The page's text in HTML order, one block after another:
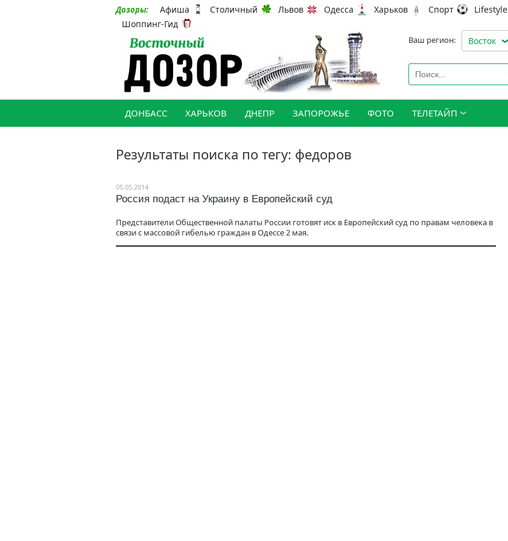
Дозоры: Афиша Столичный Львов Одесса Харьков Спорт Lifestyle
Шоппинг-Гид
Ваш регион: Восток
ДОНБАСС ХАРЬКОВ ДНЕПР ЗАПОРОЖЬЕ ФОТО ТЕЛЕТАЙП
Результаты поиска по тегу: федоров
05.05.2014
Россия подаст на Украину в Европейский суд
Представители Общественной палаты России готовят иск в Европейский суд по правам человека в
связи с массовой гибелью граждан в Одессе 2 мая.